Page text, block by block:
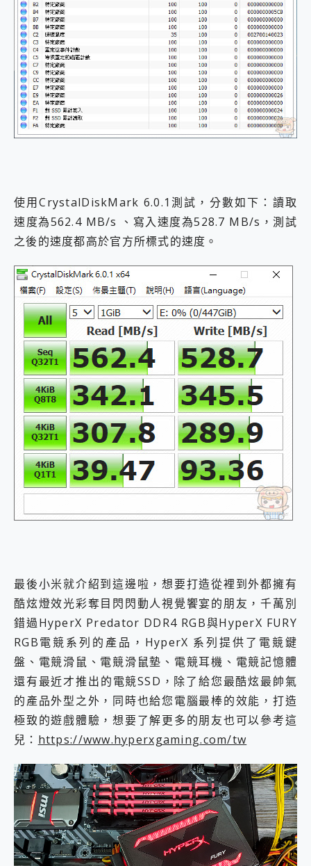
使用CrystalDiskMark 6.0.1測試，分數如下：讀取
速度為562.4 MB/s 、寫入速度為528.7 MB/s，測試
之後的速度都高於官方所標式的速度。
最後小米就介紹到這邊啦，想要打造從裡到外都擁有
酷炫燈效光彩奪目閃閃動人視覺饗宴的朋友，千萬別
錯過HyperX Predator DDR4 RGB與HyperX FURY
RGB電競系列的產品，HyperX 系列提供了電競鍵
盤、電競滑鼠、電競滑鼠墊、電競耳機、電競記憶體
還有最近才推出的電競SSD，除了給您最酷炫最帥氣
的產品外型之外，同時也給您電腦最棒的效能，打造
極致的遊戲體驗，想要了解更多的朋友也可以參考這
兒： https://www.hyperxgaming.com/tw